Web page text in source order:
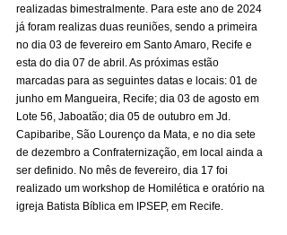
realizadas bimestralmente. Para este ano de 2024
já foram realizas duas reuniões, sendo a primeira
no dia 03 de fevereiro em Santo Amaro, Recife e
esta do dia 07 de abril. As próximas estão
marcadas para as seguintes datas e locais: 01 de
junho em Mangueira, Recife; dia 03 de agosto em
Lote 56, Jaboatão; dia 05 de outubro em Jd.
Capibaribe, São Lourenço da Mata, e no dia sete
de dezembro a Confraternização, em local ainda a
ser definido. No mês de fevereiro, dia 17 foi
realizado um workshop de Homilética e oratório na
igreja Batista Bíblica em IPSEP, em Recife.